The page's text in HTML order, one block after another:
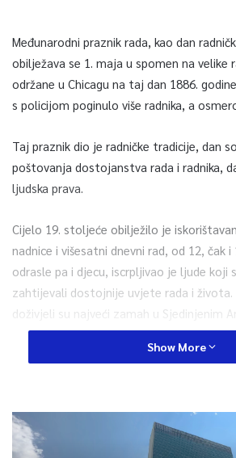
Međunarodni praznik rada, kao dan
obilježava se 1. maja u spomen na velike
održane u Chicagu na taj dan 1886.
s policijom poginulo više radnika, a
Taj praznik dio je radničke tradicije, dan
poštovanja dostojanstva rada i radnika,
ljudska prava.
Cijelo 19. stoljeće obilježilo je
nadnice i višesatni dnevni rad, od 12, čak
odrasle pa i djecu, iscrpljivao je ljude koji
zahtijevali dostojnije uvjete rada i života.
doživjeli su najveći zamah u Sjedinjenim
Tog 1. maja 1886. godine u Chicagu je
Policija je tada intervenirala oružjem te
Show More